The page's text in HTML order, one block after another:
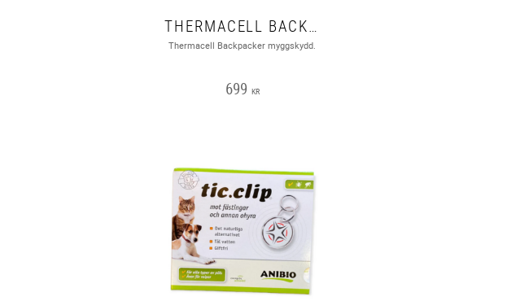
THERMACELL BACKPACKER
Thermacell Backpacker myggskydd.
699 KR